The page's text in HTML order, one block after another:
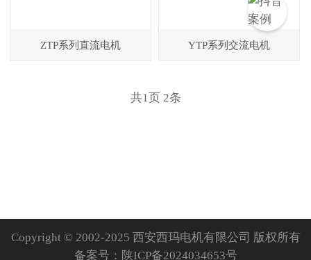
ZTP系列直流电机 YTP系列交流电机
共1 页 2条
Copyright © 2002-2025 西安西玛电机有限公司 版权所有
备案号： 陕ICP备2024034653号